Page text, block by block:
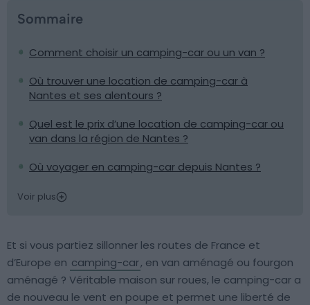
Sommaire
Comment choisir un camping-car ou un van ?
Où trouver une location de camping-car à
Nantes et ses alentours ?
Quel est le prix d’une location de camping-car ou
van dans la région de Nantes ?
Où voyager en camping-car depuis Nantes ?
Voir plus
Et si vous partiez sillonner les routes de France et
d’Europe en camping-car, en van aménagé ou fourgon
aménagé ? Véritable maison sur roues, le camping-car a
de nouveau le vent en poupe et permet une liberté de